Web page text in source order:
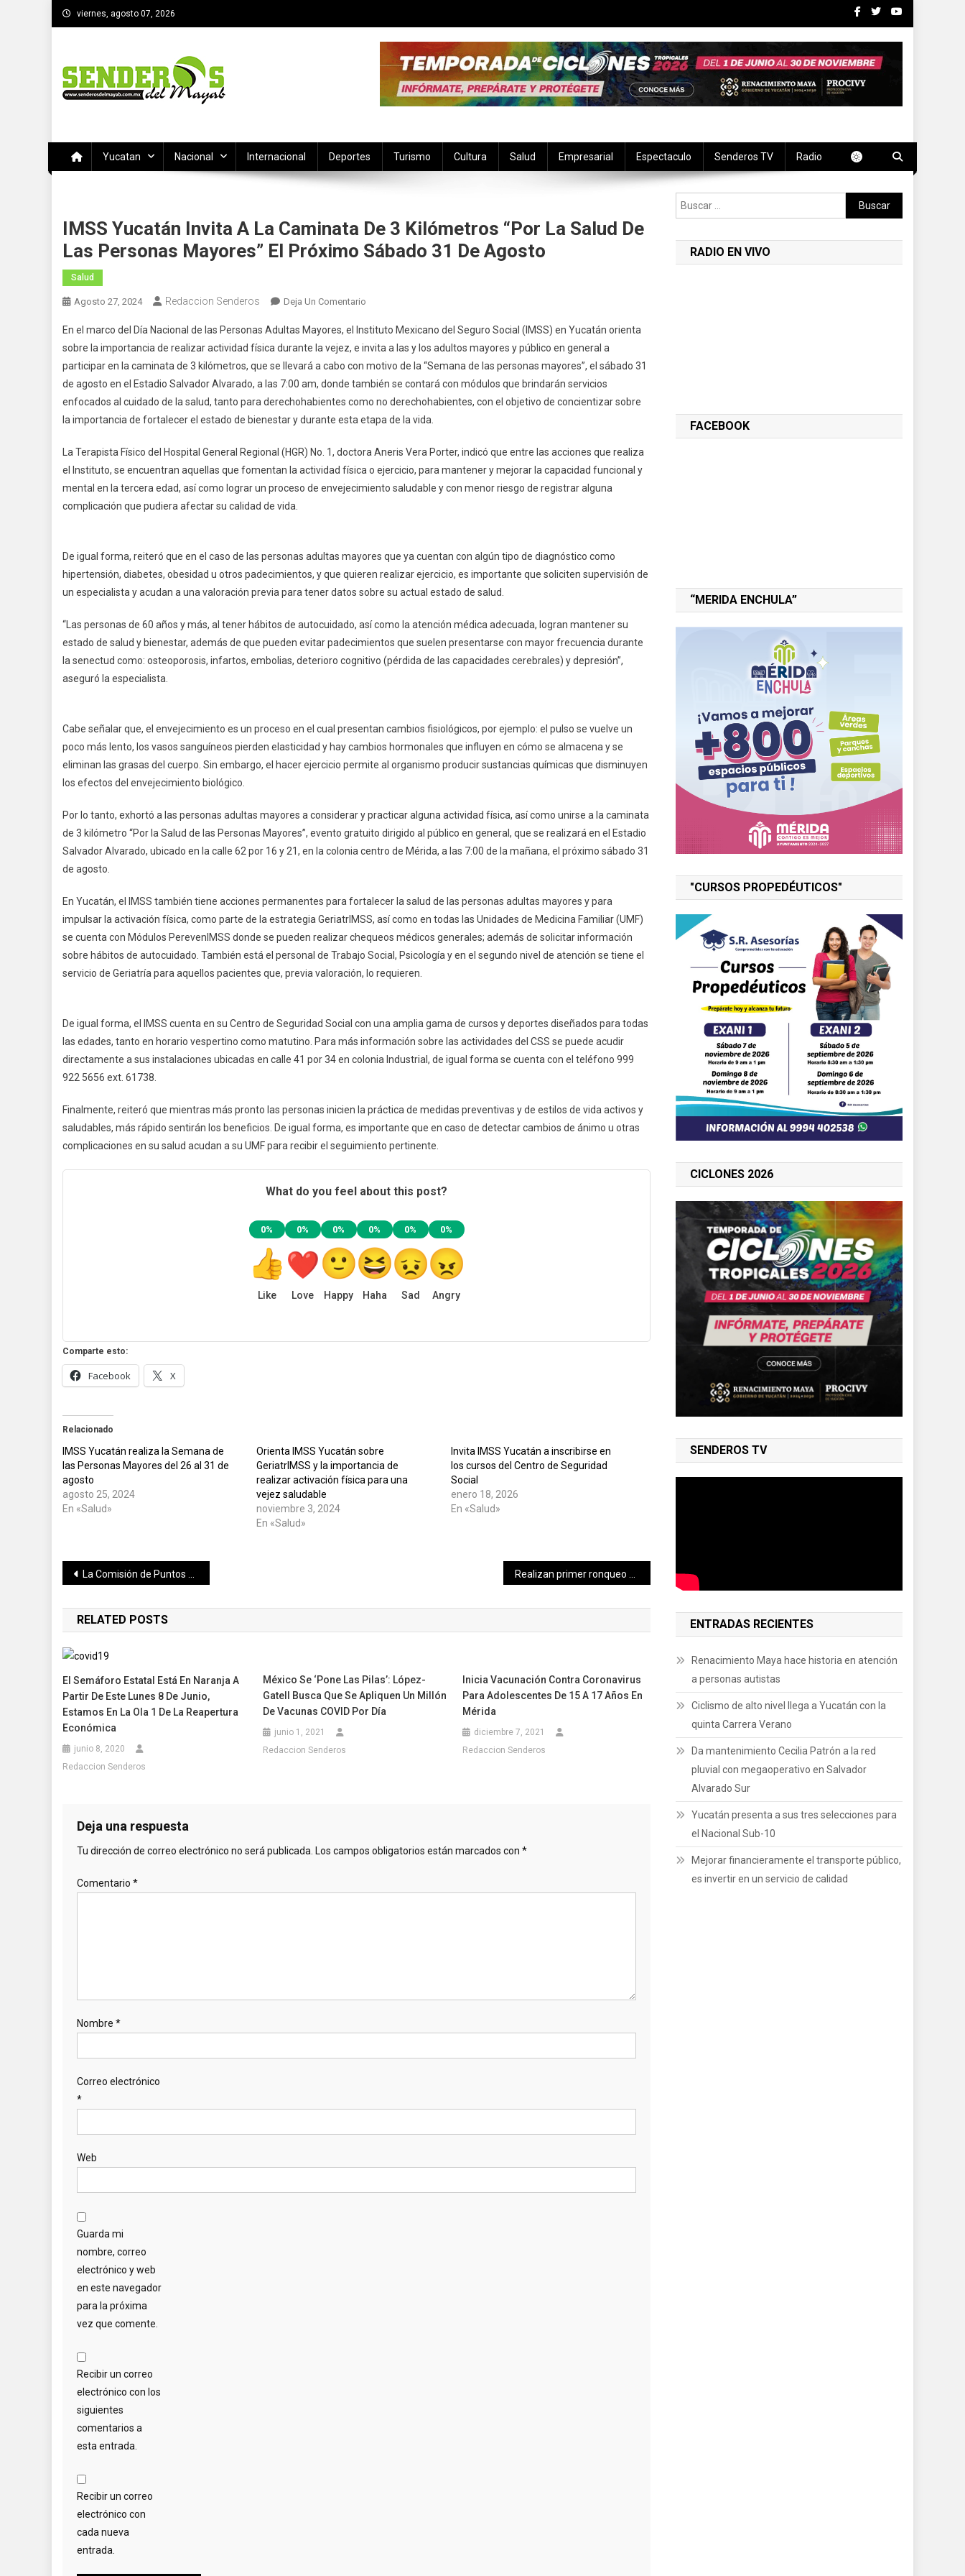
Saltar
al
viernes, agosto 07, 2026
Yucatan Nacional Internacional Deportes Turismo Cultura Salud Empresarial Espectaculo Senderos TV Radio
IMSS Yucatán Invita A La Caminata De 3 Kilómetros “Por La Salud De
Las Personas Mayores” El Próximo Sábado 31 De Agosto
Salud
Agosto 27, 2024 Redaccion Senderos Deja Un Comentario
Yucatán
Invita
A
La
Caminata
De
Kilómetros
“Por
La
Mayores”
Próximo
31
De
Agosto
En el marco del Día Nacional de las Personas Adultas Mayores, el Instituto Mexicano del Seguro Social (IMSS) en Yucatán orienta
sobre la importancia de realizar actividad física durante la vejez, e invita a las y los adultos mayores y público en general a
participar en la caminata de 3 kilómetros, que se llevará a cabo con motivo de la “Semana de las personas mayores”, el sábado 31
de agosto en el Estadio Salvador Alvarado, a las 7:00 am, donde también se contará con módulos que brindarán servicios
enfocados al cuidado de la salud, tanto para derechohabientes como no derechohabientes, con el objetivo de concientizar sobre
la importancia de fortalecer el estado de bienestar y durante esta etapa de la vida.
La Terapista Físico del Hospital General Regional (HGR) No. 1, doctora Aneris Vera Porter, indicó que entre las acciones que realiza
el Instituto, se encuentran aquellas que fomentan la actividad física o ejercicio, para mantener y mejorar la capacidad funcional y
mental en la tercera edad, así como lograr un proceso de envejecimiento saludable y con menor riesgo de registrar alguna
complicación que pudiera afectar su calidad de vida.
De igual forma, reiteró que en el caso de las personas adultas mayores que ya cuentan con algún tipo de diagnóstico como
hipertensión, diabetes, obesidad u otros padecimientos, y que quieren realizar ejercicio, es importante que soliciten supervisión de
un especialista y acudan a una valoración previa para tener datos sobre su actual estado de salud.
“Las personas de 60 años y más, al tener hábitos de autocuidado, así como la atención médica adecuada, logran mantener su
estado de salud y bienestar, además de que pueden evitar padecimientos que suelen presentarse con mayor frecuencia durante
la senectud como: osteoporosis, infartos, embolias, deterioro cognitivo (pérdida de las capacidades cerebrales) y depresión”,
aseguró la especialista.
Cabe señalar que, el envejecimiento es un proceso en el cual presentan cambios fisiológicos, por ejemplo: el pulso se vuelve un
poco más lento, los vasos sanguíneos pierden elasticidad y hay cambios hormonales que influyen en cómo se almacena y se
eliminan las grasas del cuerpo. Sin embargo, el hacer ejercicio permite al organismo producir sustancias químicas que disminuyen
los efectos del envejecimiento biológico.
Por lo tanto, exhortó a las personas adultas mayores a considerar y practicar alguna actividad física, así como unirse a la caminata
de 3 kilómetro “Por la Salud de las Personas Mayores”, evento gratuito dirigido al público en general, que se realizará en el Estadio
Salvador Alvarado, ubicado en la calle 62 por 16 y 21, en la colonia centro de Mérida, a las 7:00 de la mañana, el próximo sábado 31
de agosto.
En Yucatán, el IMSS también tiene acciones permanentes para fortalecer la salud de las personas adultas mayores y para
impulsar la activación física, como parte de la estrategia GeriatrIMSS, así como en todas las Unidades de Medicina Familiar (UMF)
se cuenta con Módulos PerevenIMSS donde se pueden realizar chequeos médicos generales; además de solicitar información
sobre hábitos de autocuidado. También está el personal de Trabajo Social, Psicología y en el segundo nivel de atención se tiene el
servicio de Geriatría para aquellos pacientes que, previa valoración, lo requieren.
De igual forma, el IMSS cuenta en su Centro de Seguridad Social con una amplia gama de cursos y deportes diseñados para todas
las edades, tanto en horario vespertino como matutino. Para más información sobre las actividades del CSS se puede acudir
directamente a sus instalaciones ubicadas en calle 41 por 34 en colonia Industrial, de igual forma se cuenta con el teléfono 999
922 5656 ext. 61738.
Finalmente, reiteró que mientras más pronto las personas inicien la práctica de medidas preventivas y de estilos de vida activos y
saludables, más rápido sentirán los beneficios. De igual forma, es importante que en caso de detectar cambios de ánimo u otras
complicaciones en su salud acudan a su UMF para recibir el seguimiento pertinente.
What do you feel about this post?
0%
Like
0%
Love
0%
Happy
0%
Haha
0%
Sad
0%
Angry
Comparte esto:
Facebook X
Relacionado
IMSS Yucatán realiza la Semana de
las Personas Mayores del 26 al 31 de
agosto
agosto 25, 2024
En «Salud»
Orienta IMSS Yucatán sobre
GeriatrIMSS y la importancia de
realizar activación física para una
vejez saludable
noviembre 3, 2024
En «Salud»
Invita IMSS Yucatán a inscribirse en
los cursos del Centro de Seguridad
Social
enero 18, 2026
En «Salud»
Navegación
de
entradas
La Comisión de Puntos Constitucionales avaló en lo particular reformas constitucionales al Poder Judicial
RELATED POSTS
El Semáforo Estatal Está En Naranja A
Partir De Este Lunes 8 De Junio,
Estamos En La Ola 1 De La Reapertura
Económica
junio 8, 2020
Redaccion Senderos
México Se ‘pone Las Pilas’: López-
Gatell Busca Que Se Apliquen Un Millón
De Vacunas COVID Por Día
junio 1, 2021
Redaccion Senderos
Inicia Vacunación Contra Coronavirus
Para Adolescentes De 15 A 17 Años En
Mérida
diciembre 7, 2021
Redaccion Senderos
Deja una respuesta
Tu dirección de correo electrónico no será publicada. Los campos obligatorios están marcados con *
Comentario *
Nombre *
Correo electrónico
*
Web
Guarda mi
nombre, correo
electrónico y web
en este navegador
para la próxima
vez que comente.
Recibir un correo
electrónico con los
siguientes
comentarios a
esta entrada.
Recibir un correo
electrónico con
cada nueva
entrada.
Buscar:
RADIO EN VIVO
FACEBOOK
“MERIDA ENCHULA”
"CURSOS PROPEDÉUTICOS"
CICLONES 2026
SENDEROS TV
ENTRADAS RECIENTES
Renacimiento Maya hace historia en atención
a personas autistas
Ciclismo de alto nivel llega a Yucatán con la
quinta Carrera Verano
Da mantenimiento Cecilia Patrón a la red
pluvial con megaoperativo en Salvador
Alvarado Sur
Yucatán presenta a sus tres selecciones para
el Nacional Sub-10
Mejorar financieramente el transporte público,
es invertir en un servicio de calidad